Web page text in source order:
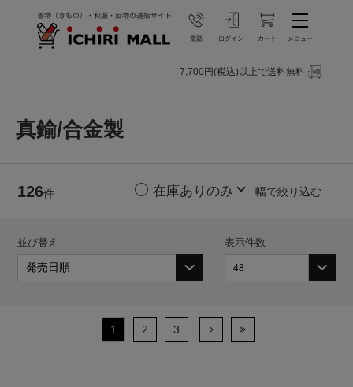
7,700円(税込)以上で送料無料
真鍮/合金製
126件 幅で絞り込む
並び替え 表示件数
1 2 3